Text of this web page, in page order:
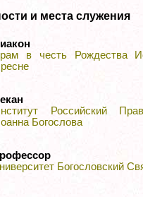
и места служения
в честь Рождества
Российский
Богослова
Богословский